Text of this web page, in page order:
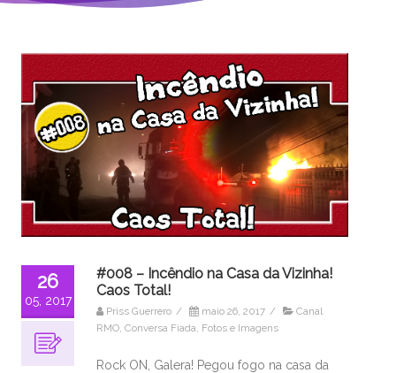
26
05, 2017
#008 – Incêndio na Casa da Vizinha!
Caos Total!
Priss Guerrero / maio 26, 2017 /
Canal
RMO Conversa Fiada Fotos e Imagens
Rock ON, Galera! Pegou fogo na casa da